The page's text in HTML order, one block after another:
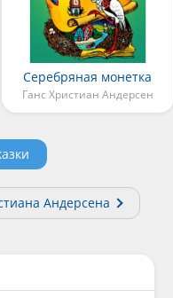
Серебряная монетка
Ганс Христиан Андерсен
Андерсена